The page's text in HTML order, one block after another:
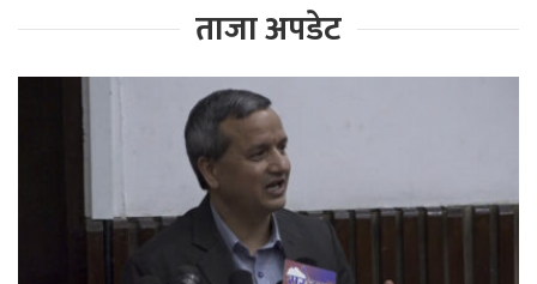
ताजा अपडेट